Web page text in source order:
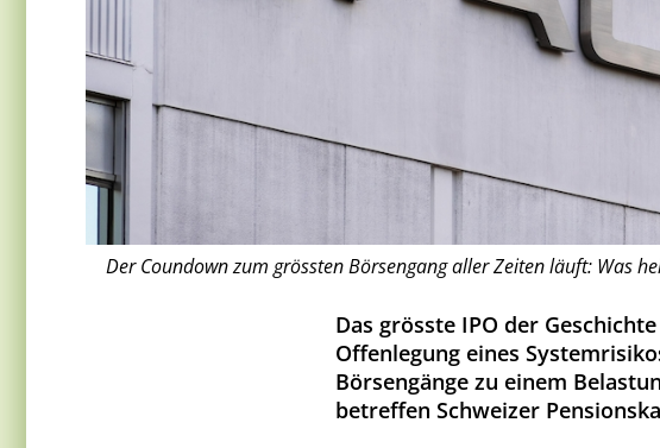
Der Coundown zum grössten Börsengang aller Zeiten läuft: Was
Das grösste IPO der
Offenlegung eines
Börsengänge zu einem
betreffen Schweizer